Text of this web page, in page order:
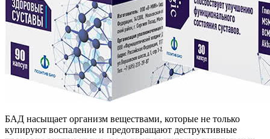
БАД насыщает организм веществами, которые не только
купируют воспаление и предотвращают деструктивные